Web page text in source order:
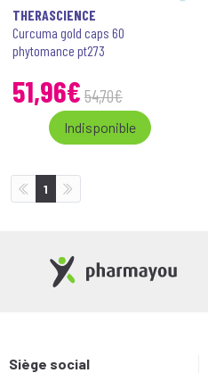
THERASCIENCE
Curcuma gold caps 60
phytomance pt273
51,96€ 54,70€
Indisponible
1
Siège social